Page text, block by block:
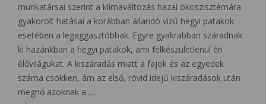
munkatársai szerint a klímaváltozás hazai ökoszisztémára
gyakorolt hatásai a korábban állandó vizű hegyi patakok
esetében a legaggasztóbbak. Egyre gyakrabban száradnak
ki hazánkban a hegyi patakok, ami felkészületlenül éri
élővilágukat. A kiszáradás miatt a fajok és az egyedek
száma csökken, ám az első, rövid idejű kiszáradások után
megnő azoknak a …